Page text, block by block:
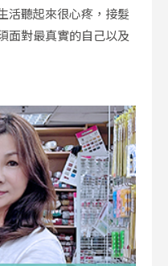
活聽起來很心疼，接髮
面對最真實的自己以及